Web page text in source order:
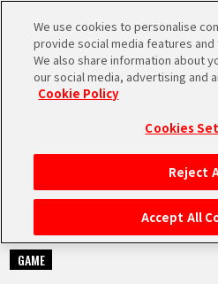
HOME
NEWS
NEWS
2022.06.15
GAME
We use cookies to personalise
provide social media features
We also share information about
our social media, advertising and
Cookie Policy
Cookies
Reject
Accept All